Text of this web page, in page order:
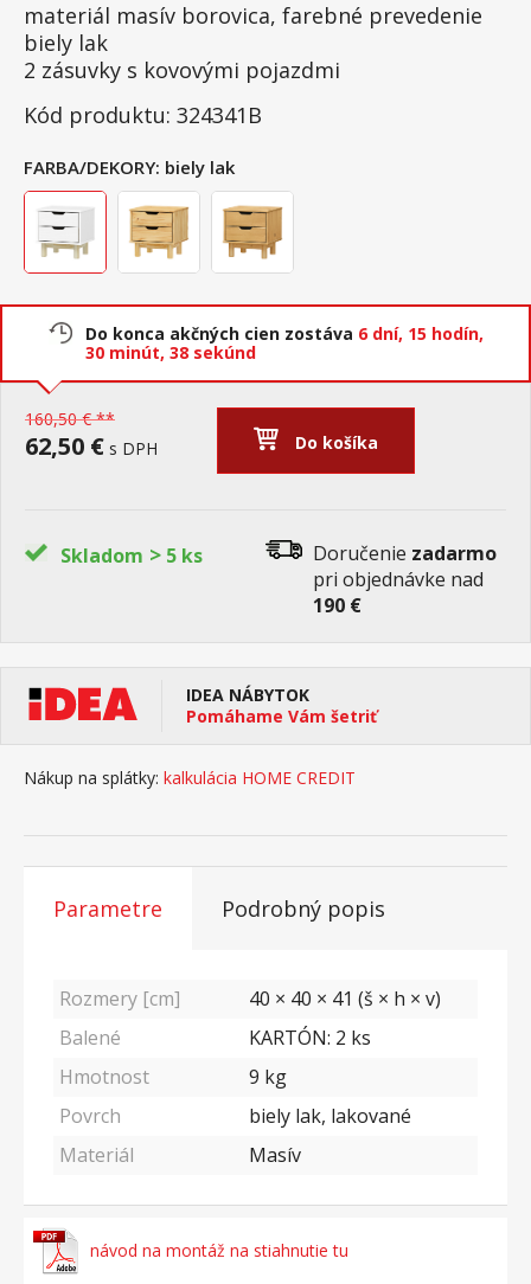
materiál masív borovica, farebné prevedenie
biely lak
2 zásuvky s kovovými pojazdmi
Kód produktu: 324341B
FARBA/DEKORY: biely lak
Do konca akčných cien zostáva 6 dní, 15 hodín,
30 minút, 37 sekúnd
160,50 € **
62,50 € s DPH Do košíka
Skladom > 5 ks Doručenie zadarmo
pri objednávke nad
190 €
IDEA NÁBYTOK
Pomáhame Vám šetriť
Nákup na splátky: kalkulácia HOME CREDIT
Parametre Podrobný popis
Rozmery [cm]
40 × 40 × 41 (š × h × v)
Balené
KARTÓN: 2 ks
Hmotnost
9 kg
Povrch
biely lak, lakované
Materiál
Masív
návod na montáž na stiahnutie tu